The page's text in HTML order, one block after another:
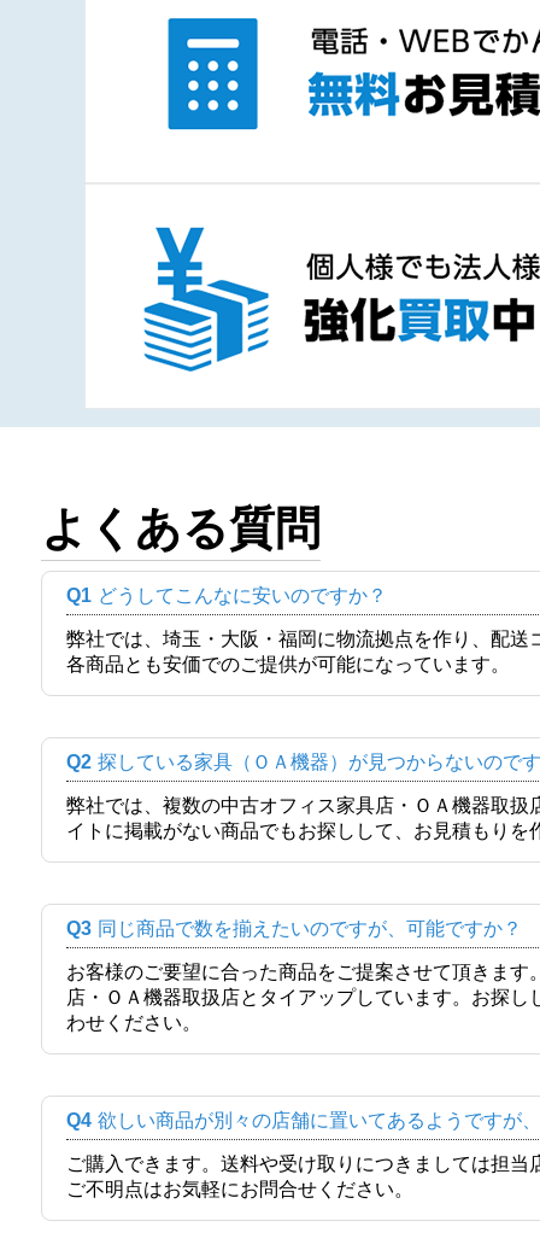
よくある質問
Q1 どうしてこんなに安いのですか？
弊社では、埼玉・大阪・福岡に物流拠点を作り、配
各商品とも安価でのご提供が可能になっています。
Q2 探している家具（ＯＡ機器）が見つからないので
弊社では、複数の中古オフィス家具店・ＯＡ機器取
イトに掲載がない商品でもお探しして、お見積もりを
Q3 同じ商品で数を揃えたいのですが、可能ですか？
お客様のご要望に合った商品をご提案させて頂きま
店・ＯＡ機器取扱店とタイアップしています。お探
わせください。
Q4 欲しい商品が別々の店舗に置いてあるようですが
ご購入できます。送料や受け取りにつきましては担
ご不明点はお気軽にお問合せください。